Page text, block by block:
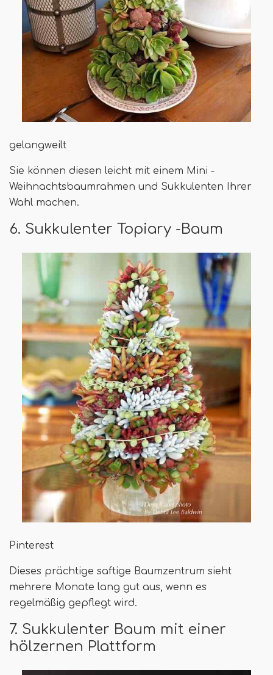
gelangweilt
Sie können diesen leicht mit einem Mini -
Weihnachtsbaumrahmen und Sukkulenten Ihrer
Wahl machen.
6. Sukkulenter Topiary -Baum
Pinterest
Dieses prächtige saftige Baumzentrum sieht
mehrere Monate lang gut aus, wenn es
regelmäßig gepflegt wird.
7. Sukkulenter Baum mit einer
hölzernen Plattform